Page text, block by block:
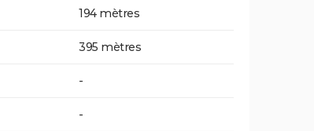
194 mètres
395 mètres
-
-